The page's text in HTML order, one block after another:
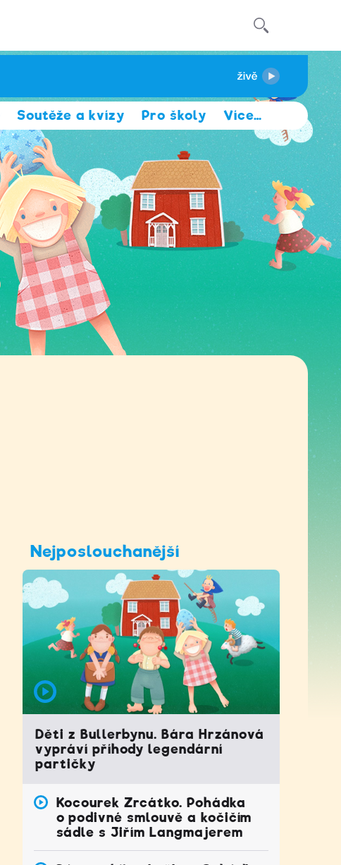
Soutěže a kvízy Pro školy Více…
Nejposlouchanější
Děti z Bullerbynu. Bára Hrzánová
vypráví příhody legendární
partičky
Kocourek Zrcátko. Pohádka
o podivné smlouvě a kočičím
sádle s Jiřím Langmajerem